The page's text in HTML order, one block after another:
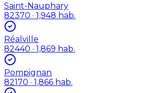
Saint-Nauphary
82370 · 1,948 hab.
Réalville
82440 · 1,869 hab.
Pompignan
82170 · 1,866 hab.